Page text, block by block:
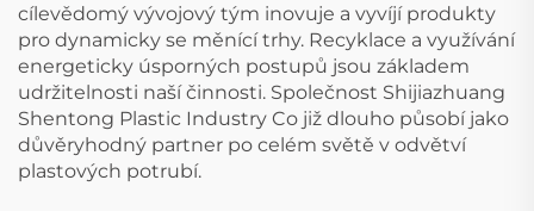
cílevědomý vývojový tým inovuje a vyvíjí produkty
pro dynamicky se měnící trhy. Recyklace a využívání
energeticky úsporných postupů jsou základem
udržitelnosti naší činnosti. Společnost Shijiazhuang
Shentong Plastic Industry Co již dlouho působí jako
důvěryhodný partner po celém světě v odvětví
plastových potrubí.